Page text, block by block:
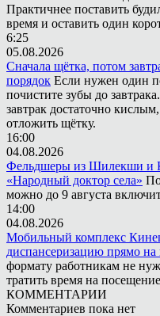
Практичнее поставить
время и оставить один
6:25
05.08.2026
Сначала щётка, потом
порядок Если нужен один
почистите зубы до
завтрак достаточно
отложить щётку.
16:00
04.08.2026
Фельдшеры из Шилекши и
«Народный доктор села»
можно до 9 августа
14:00
04.08.2026
Мобильный комплекс
диспансеризацию прямо на
формату работникам не
тратить время на
КОММЕНТАРИИ
Комментариев пока нет